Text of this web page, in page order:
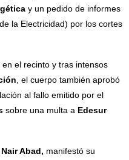
y un pedido de informes
la Electricidad) por los cortes
en el recinto y tras intensos
, el cuerpo también aprobó
al fallo emitido por el
sobre una multa a Edesur
Nair Abad, manifestó su